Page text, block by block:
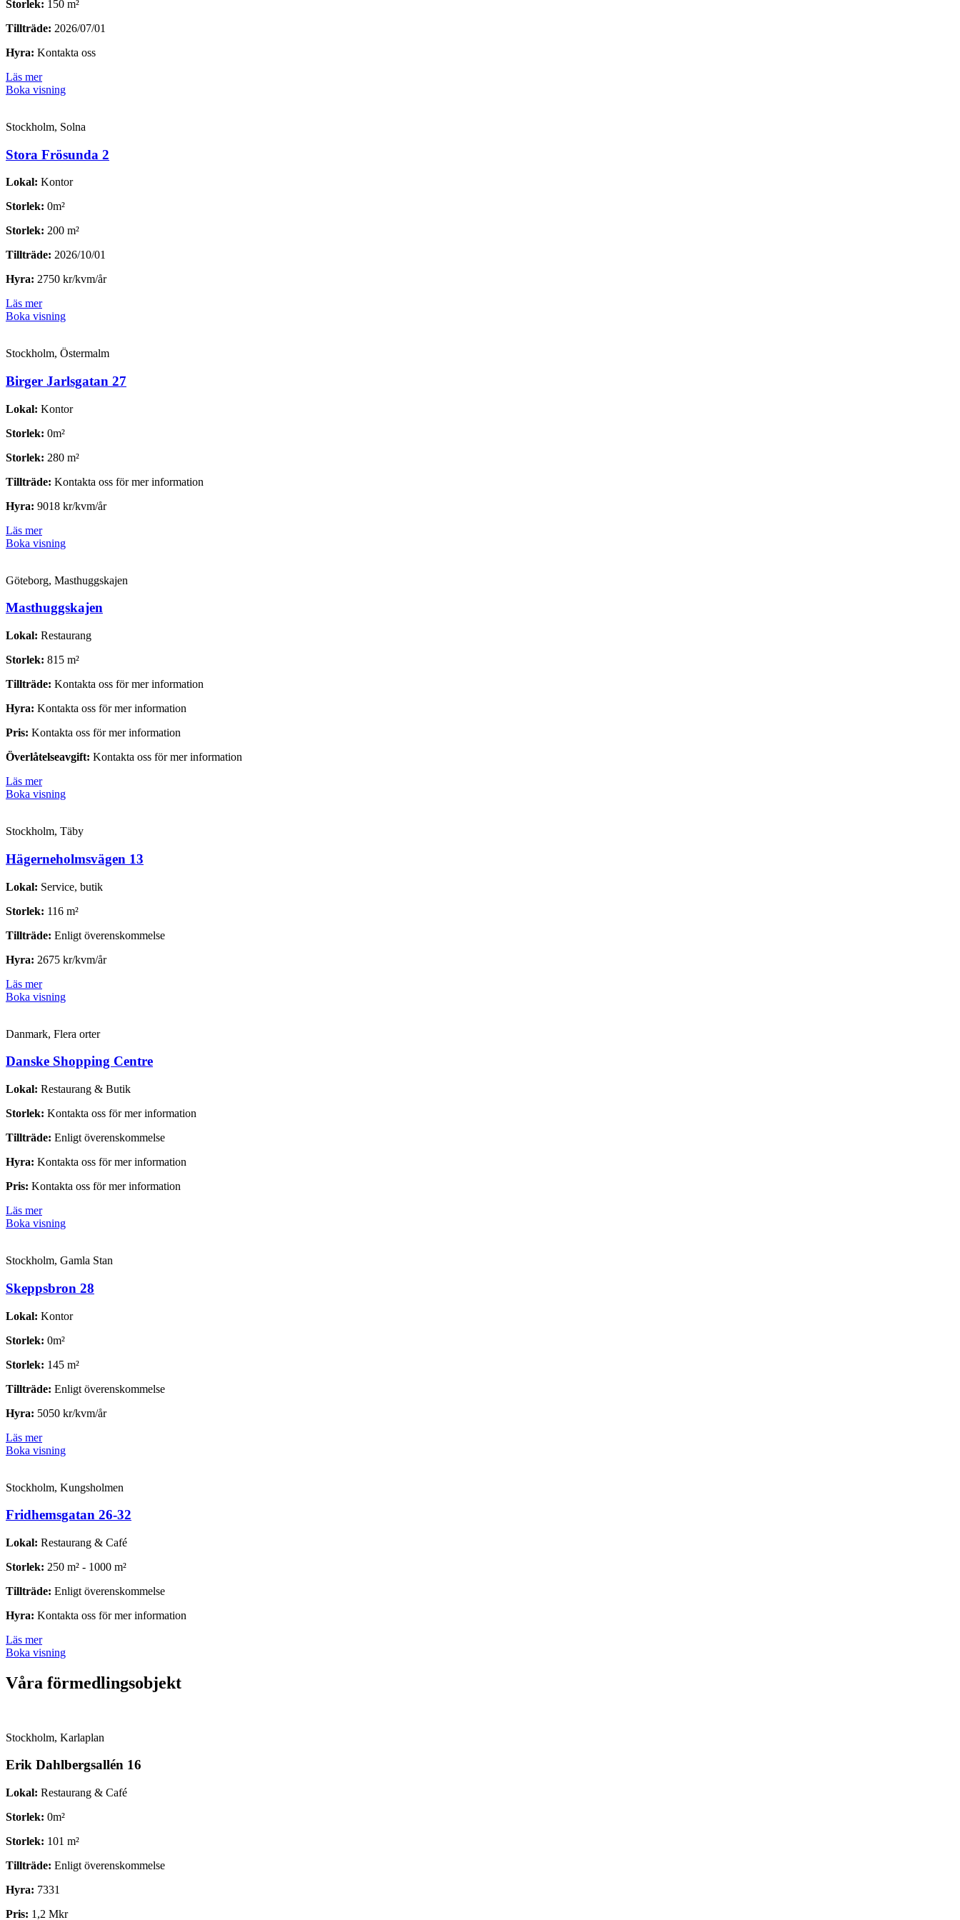
Storlek: 150 m²
Tillträde: 2026/07/01
Hyra: Kontakta oss
Läs mer
Boka visning
Stockholm, Solna
Stora Frösunda 2
Lokal: Kontor
Storlek: 0m²
Storlek: 200 m²
Tillträde: 2026/10/01
Hyra: 2750 kr/kvm/år
Läs mer
Boka visning
Stockholm, Östermalm
Birger Jarlsgatan 27
Lokal: Kontor
Storlek: 0m²
Storlek: 280 m²
Tillträde: Kontakta oss för mer information
Hyra: 9018 kr/kvm/år
Läs mer
Boka visning
Göteborg, Masthuggskajen
Masthuggskajen
Lokal: Restaurang
Storlek: 815 m²
Tillträde: Kontakta oss för mer information
Hyra: Kontakta oss för mer information
Pris: Kontakta oss för mer information
Överlåtelseavgift: Kontakta oss för mer information
Läs mer
Boka visning
Stockholm, Täby
Hägerneholmsvägen 13
Lokal: Service, butik
Storlek: 116 m²
Tillträde: Enligt överenskommelse
Hyra: 2675 kr/kvm/år
Läs mer
Boka visning
Danmark, Flera orter
Danske Shopping Centre
Lokal: Restaurang & Butik
Storlek: Kontakta oss för mer information
Tillträde: Enligt överenskommelse
Hyra: Kontakta oss för mer information
Pris: Kontakta oss för mer information
Läs mer
Boka visning
Stockholm, Gamla Stan
Skeppsbron 28
Lokal: Kontor
Storlek: 0m²
Storlek: 145 m²
Tillträde: Enligt överenskommelse
Hyra: 5050 kr/kvm/år
Läs mer
Boka visning
Stockholm, Kungsholmen
Fridhemsgatan 26-32
Lokal: Restaurang & Café
Storlek: 250 m² - 1000 m²
Tillträde: Enligt överenskommelse
Hyra: Kontakta oss för mer information
Läs mer
Boka visning
Våra förmedlings­objekt
Stockholm, Karlaplan
Erik Dahlbergsallén 16
Lokal: Restaurang & Café
Storlek: 0m²
Storlek: 101 m²
Tillträde: Enligt överenskommelse
Hyra: 7331
Pris: 1,2 Mkr